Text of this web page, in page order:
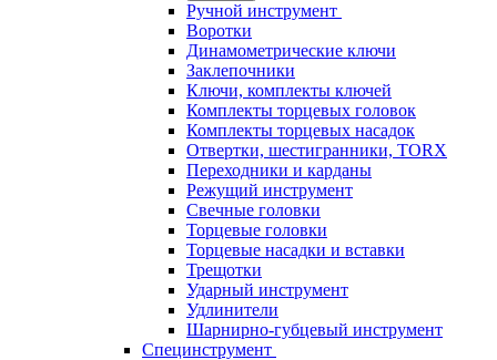
Ручной инструмент
Воротки
Динамометрические ключи
Заклепочники
Ключи, комплекты ключей
Комплекты торцевых головок
Комплекты торцевых насадок
Отвертки, шестигранники, TORX
Переходники и карданы
Режущий инструмент
Свечные головки
Торцевые головки
Торцевые насадки и вставки
Трещотки
Ударный инструмент
Удлинители
Шарнирно-губцевый инструмент
Специнструмент